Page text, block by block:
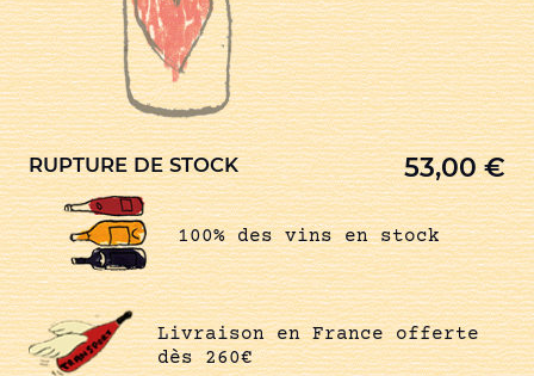
RUPTURE DE STOCK 53,00€
100% des vins en stock
Livraison en France offerte
dès 260€